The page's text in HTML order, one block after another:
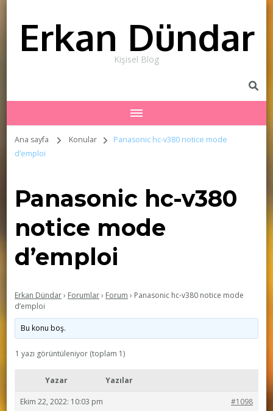
Erkan Dündar
Kişisel Blog
Ana sayfa Konular
Panasonic hc-v380 notice mode
d’emploi
Panasonic hc-v380
notice mode
d’emploi
Erkan Dündar› Forumlar› Forum › Panasonic hc-v380 notice mode
d’emploi
Bu konu boş.
1 yazı görüntüleniyor (toplam 1)
Yazar Yazılar
Ekim 22, 2022: 10:03 pm #1098